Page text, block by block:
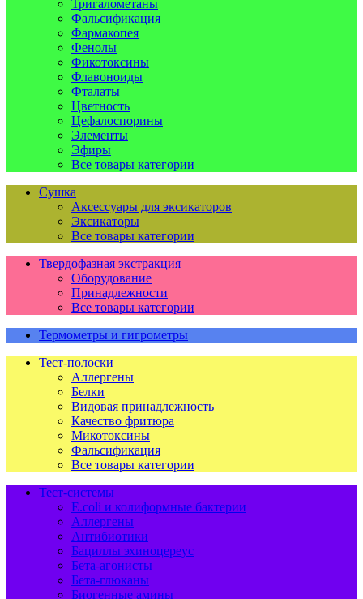
Тригалометаны
Фальсификация
Фармакопея
Фенолы
Фикотоксины
Флавоноиды
Фталаты
Цветность
Цефалоспорины
Элементы
Эфиры
Все товары категории
Сушка
Аксессуары для эксикаторов
Эксикаторы
Все товары категории
Твердофазная экстракция
Оборудование
Принадлежности
Все товары категории
Термометры и гигрометры
Тест-полоски
Аллергены
Белки
Видовая принадлежность
Качество фритюра
Микотоксины
Фальсификация
Все товары категории
Тест-системы
E.coli и колиформные бактерии
Аллергены
Антибиотики
Бациллы эхиноцереус
Бета-агонисты
Бета-глюканы
Биогенные амины